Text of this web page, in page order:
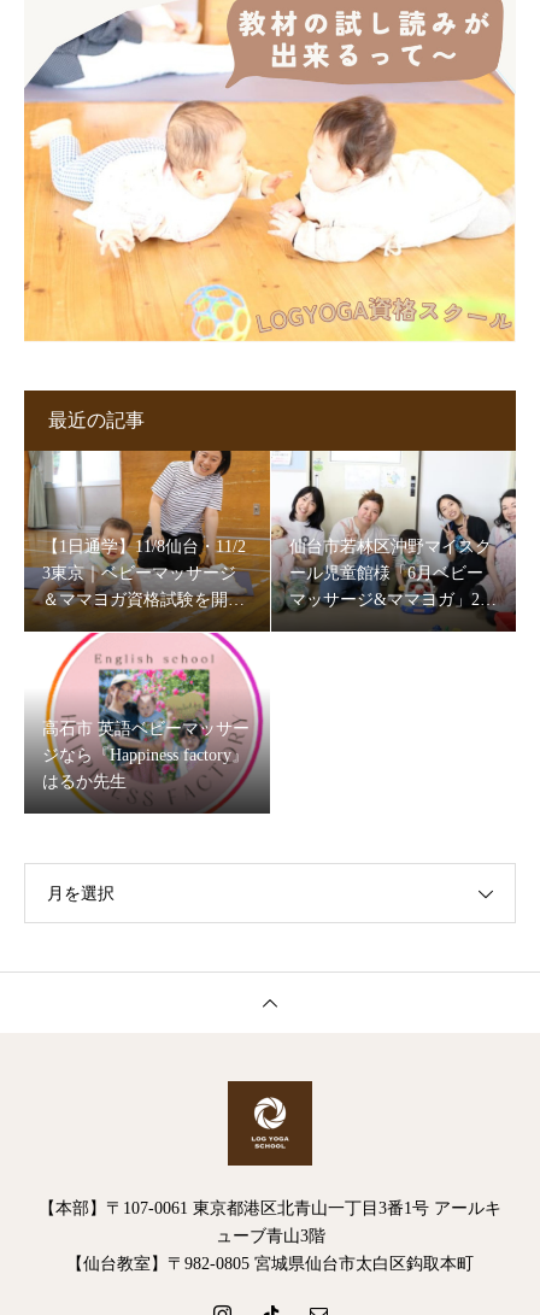
最近の記事
【1日通学】11/8仙台・11/2
3東京｜ベビーマッサージ
＆ママヨガ資格試験を開催
します
仙台市若林区沖野マイスク
ール児童館様「6月ベビー
マッサージ&ママヨガ」202
高石市 英語ベビーマッサー
ジなら『Happiness factory』
はるか先生
月を選択
【本部】〒107-0061 東京都港区北青山一丁目3番1号 アールキ
ューブ青山3階
【仙台教室】〒982-0805 宮城県仙台市太白区鈎取本町